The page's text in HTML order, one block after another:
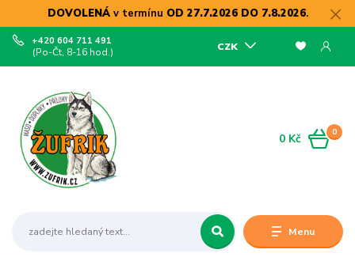
DOVOLENÁv termínu OD 27.7.2026 DO 7.8.2026.
Menu
CZK
+420 604 711 491
(Po-Čt, 8-16 hod.)
0
0 Kč